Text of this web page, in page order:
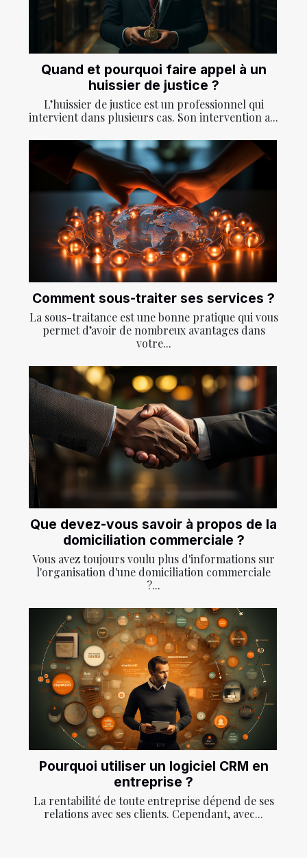
Quand et pourquoi faire appel à un
huissier de justice ?
L’huissier de justice est un professionnel qui
intervient dans plusieurs cas. Son intervention a...
Comment sous-traiter ses services ?
La sous-traitance est une bonne pratique qui vous
permet d’avoir de nombreux avantages dans
votre...
Que devez-vous savoir à propos de la
domiciliation commerciale ?
Vous avez toujours voulu plus d'informations sur
l'organisation d'une domiciliation commerciale
?...
Pourquoi utiliser un logiciel CRM en
entreprise ?
La rentabilité de toute entreprise dépend de ses
relations avec ses clients. Cependant, avec...